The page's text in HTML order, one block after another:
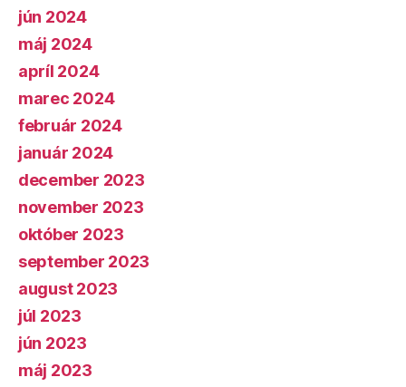
jún 2024
máj 2024
apríl 2024
marec 2024
február 2024
január 2024
december 2023
november 2023
október 2023
september 2023
august 2023
júl 2023
jún 2023
máj 2023